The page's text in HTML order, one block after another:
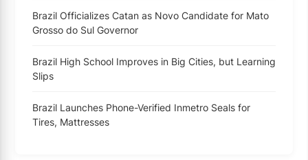
Brazil Officializes Catan as Novo Candidate for Mato
Grosso do Sul Governor
Brazil High School Improves in Big Cities, but Learning
Slips
Brazil Launches Phone-Verified Inmetro Seals for
Tires, Mattresses